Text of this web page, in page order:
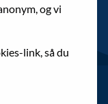
og vi
link, så du